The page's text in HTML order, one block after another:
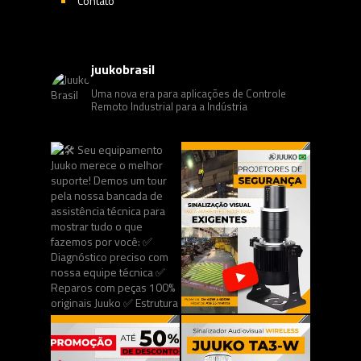
juukobrasil
Uma nova era para aplicações de Controle
Remoto Industrial para a Indústria